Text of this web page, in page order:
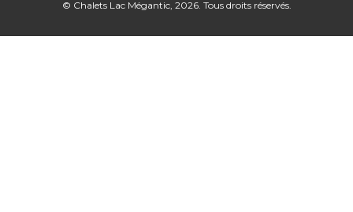
© Chalets Lac Mégantic, 2026. Tous droits réservés.